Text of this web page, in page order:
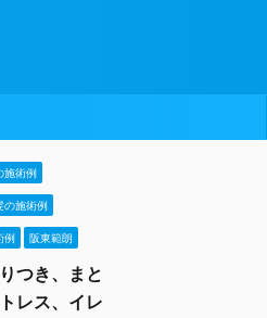
施術例
の施術例
例 阪東範朗
つき、まと
レス、イレ